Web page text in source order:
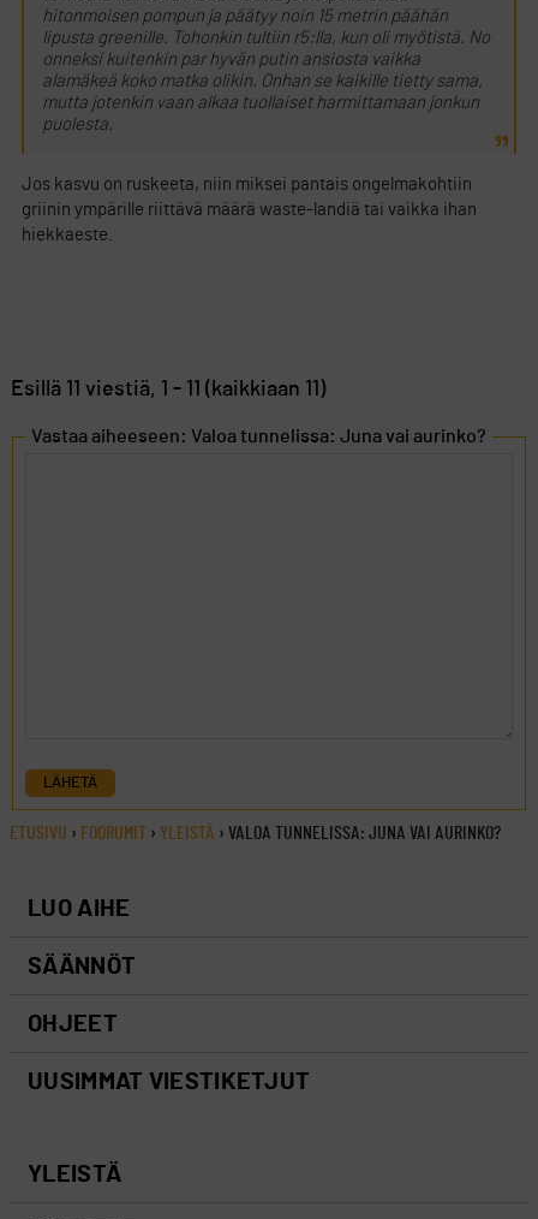
hitonmoisen pompun ja päätyy noin 15 metrin päähän
lipusta greenille. Tohonkin tultiin r5:lla, kun oli myötistä. No
onneksi kuitenkin par hyvän putin ansiosta vaikka
alamäkeä koko matka olikin. Onhan se kaikille tietty sama,
mutta jotenkin vaan alkaa tuollaiset harmittamaan jonkun
puolesta.
Jos kasvu on ruskeeta, niin miksei pantais ongelmakohtiin
griinin ympärille riittävä määrä waste-landiä tai vaikka ihan
hiekkaeste.
Esillä 11 viestiä, 1 - 11 (kaikkiaan 11)
Vastaa aiheeseen: Valoa tunnelissa: Juna vai aurinko?
LÄHETÄ
ETUSIVU › FOORUMIT › YLEISTÄ › VALOA TUNNELISSA: JUNA VAI AURINKO?
LUO AIHE
SÄÄNNÖT
OHJEET
UUSIMMAT VIESTIKETJUT
YLEISTÄ